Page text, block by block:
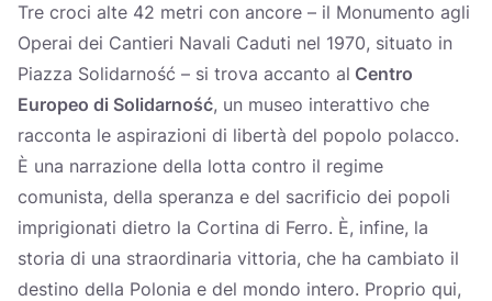
Tre croci alte 42 metri con ancore – il Monumento agli
Operai dei Cantieri Navali Caduti nel 1970, situato in
Piazza Solidarność – si trova accanto al Centro
Europeo di Solidarność, un museo interattivo che
racconta le aspirazioni di libertà del popolo polacco.
È una narrazione della lotta contro il regime
comunista, della speranza e del sacrificio dei popoli
imprigionati dietro la Cortina di Ferro. È, infine, la
storia di una straordinaria vittoria, che ha cambiato il
destino della Polonia e del mondo intero. Proprio qui,